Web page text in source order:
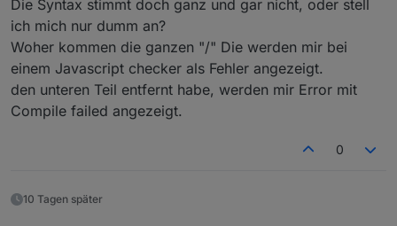
{type:/}/function/processresultentry(w)/
this.object="JSON.stringify(w);"
this.begin="formatDate(new"
date(w.dtgstart),"dd.mm.yyyy/hh:mm");/th
is.end="formatDate(new"
date(w.dtgend),"dd.mm.yyyy/this.longtext
="w.payload.translationsLongText.DE;"
ortText.DE;" this.severity="w.severity;"
/thedata="JSON.parse(data);" warnings="
Die Syntax stimmt doch ganz und gar nicht, oder stell
ich mich nur dumm an?
Woher kommen die ganzen "/" Die werden mir bei
einem Javascript checker als Fehler angezeigt.
den unteren Teil entfernt habe, werden mir Error mit
Compile failed angezeigt.
0
10 Tagen später